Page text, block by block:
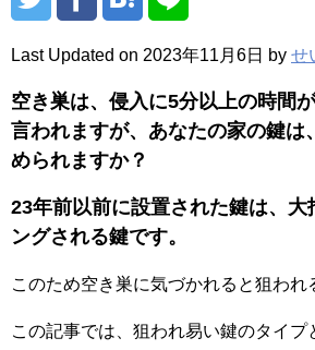
Last Updated on 2023年11月6日 by せ
空き巣は、侵入に5分以上の時間
言われますが、あなたの家の鍵は
められますか？
23年前以前に設置された鍵は、大
ングされる鍵です。
このため空き巣に気づかれると狙われ
この記事では、狙われ易い鍵のタイプ